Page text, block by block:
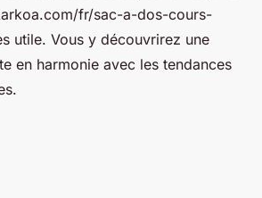
fr/sac-a-dos-cours-
utile. Vous y découvrirez une
en harmonie avec les tendances